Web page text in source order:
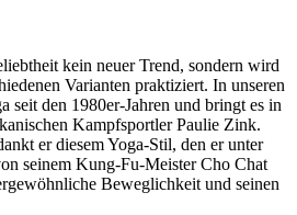
kein neuer Trend, sondern wird
Varianten praktiziert. In unseren
seit den 1980er-Jahren und bringt es in
Kampfsportler Paulie Zink.
er diesem Yoga-Stil, den er unter
seinem Kung-Fu-Meister Cho Chat
Beweglichkeit und seinen